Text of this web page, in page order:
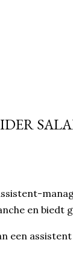
en biedt
een